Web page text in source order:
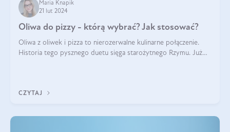
Maria Knapik
21 lut 2024
Oliwa do pizzy - którą wybrać? Jak stosować?
Oliwa z oliwek i pizza to nierozerwalne kulinarne połączenie.
Historia tego pysznego duetu sięga starożytnego Rzymu. Już
CZYTAJ